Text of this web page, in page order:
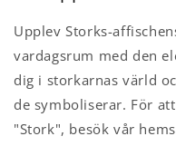
Upplev Storks-
vardagsrum med den
dig i storkarnas värld
de symboliserar. För
"Stork", besök vår